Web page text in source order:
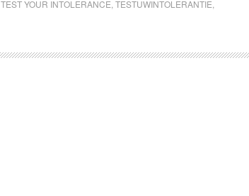
TEST YOUR INTOLERANCE,TESTUWINTOLERANTIE,